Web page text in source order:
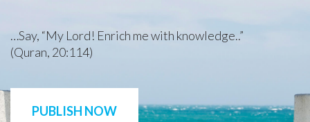
…Say, “My Lord! Enrich me with knowledge..”
(Quran, 20:114)
PUBLISH NOW